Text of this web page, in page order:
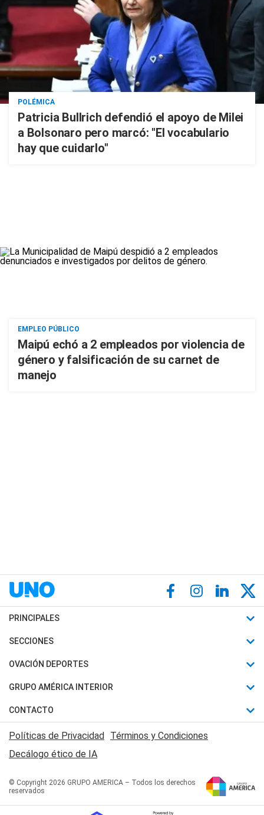
POLÉMICA
Patricia Bullrich defendió el apoyo de Milei
a Bolsonaro pero marcó: "El vocabulario
hay que cuidarlo"
EMPLEO PÚBLICO
Maipú echó a 2 empleados por violencia de
género y falsificación de su carnet de
manejo
PRINCIPALES
Últimas Noticias
Política
Judiciales
Economia
SECCIONES
Horóscopo
Motores
Trucos caseros
Series y Películas
Edictos y Solicitadas
OVACIÓN DEPORTES
Fútbol
Mundial
Automovilismo
Rugby
Básquet
GRUPO AMÉRICA INTERIOR
Canal 7 en Vivo
San Juan 8
CONTACTO
Acerca de Nosotros
Contactanos
Políticas de Privacidad Términos y Condiciones
Decálogo ético de IA
© Copyright 2026 GRUPO AMERICA – Todos los derechos
reservados